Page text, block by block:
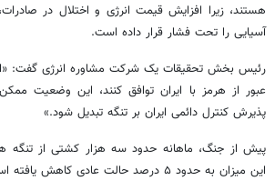
هستند، زیرا افزایش قیمت انرژی و اختلال در
آسیایی را تحت فشار قرار داده است.
رئیس بخش تحقیقات یک شرکت مشاوره انرژی گفت:
عبور از هرمز با ایران توافق کنند، این وضعیت
پذیرش کنترل دائمی ایران بر تنگه تبدیل شود.»
پیش از جنگ، ماهانه حدود سه هزار کشتی از تنگه
این میزان به حدود ۵ درصد حالت عادی کاهش یافته است.